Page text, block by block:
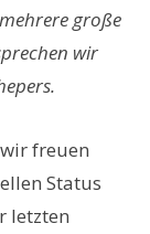
große
wir
freuen
Status
letzten